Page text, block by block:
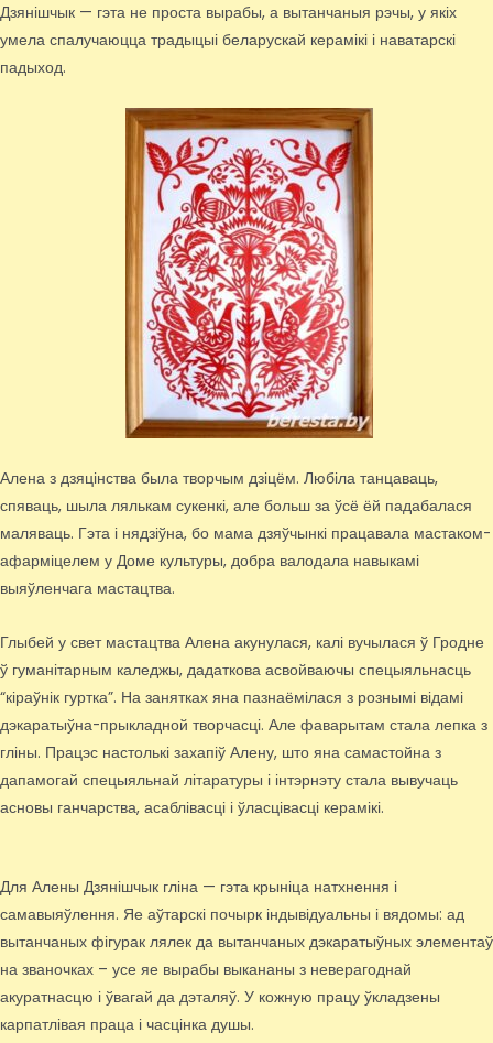
Дзянішчык — гэта не проста вырабы, а вытанчаныя рэчы, у якіх
умела спалучаюцца традыцыі беларускай керамікі і наватарскі
падыход.
Алена з дзяцінства была творчым дзіцём. Любіла танцаваць,
спяваць, шыла лялькам сукенкі, але больш за ўсё ёй падабалася
маляваць. Гэта і нядзіўна, бо мама дзяўчынкі працавала мастаком-
афарміцелем у Доме культуры, добра валодала навыкамі
выяўленчага мастацтва.
Глыбей у свет мастацтва Алена акунулася, калі вучылася ў Гродне
ў гуманітарным каледжы, дадаткова асвойваючы спецыяльнасць
“кіраўнік гуртка”. На занятках яна пазнаёмілася з рознымі відамі
дэкаратыўна-прыкладной творчасці. Але фаварытам стала лепка з
гліны. Працэс настолькі захапіў Алену, што яна самастойна з
дапамогай спецыяльнай літаратуры і інтэрнэту стала вывучаць
асновы ганчарства, асаблівасці і ўласцівасці керамікі.
Для Алены Дзянішчык гліна — гэта крыніца натхнення і
самавыяўлення. Яе аўтарскі почырк індывідуальны і вядомы: ад
вытанчаных фігурак лялек да вытанчаных дэкаратыўных элементаў
на званочках – усе яе вырабы выкананы з неверагоднай
акуратнасцю і ўвагай да дэталяў. У кожную працу ўкладзены
карпатлівая праца і часцінка душы.